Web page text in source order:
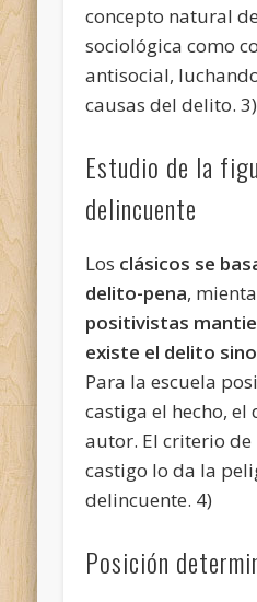
concepto natural
sociológica como
antisocial,
causas del delito. 3)
Estudio de la
delincuente
Los clásicos se
delito-pena,
positivistas
existe el delito
Para la escuela
castiga el hecho, el
autor. El criterio
castigo lo da la
delincuente. 4)
Posición